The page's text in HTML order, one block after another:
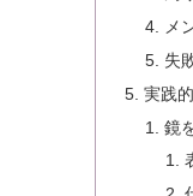
メ
失
実践
鏡